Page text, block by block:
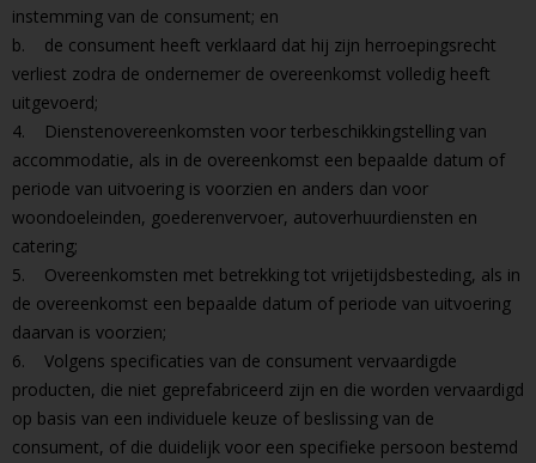
instemming van de consument; en
b. de consument heeft verklaard dat hij zijn herroepingsrecht
verliest zodra de ondernemer de overeenkomst volledig heeft
uitgevoerd;
4. Dienstenovereenkomsten voor terbeschikkingstelling van
accommodatie, als in de overeenkomst een bepaalde datum of
periode van uitvoering is voorzien en anders dan voor
woondoeleinden, goederenvervoer, autoverhuurdiensten en
catering;
5. Overeenkomsten met betrekking tot vrijetijdsbesteding, als in
de overeenkomst een bepaalde datum of periode van uitvoering
daarvan is voorzien;
6. Volgens specificaties van de consument vervaardigde
producten, die niet geprefabriceerd zijn en die worden vervaardigd
op basis van een individuele keuze of beslissing van de
consument, of die duidelijk voor een specifieke persoon bestemd